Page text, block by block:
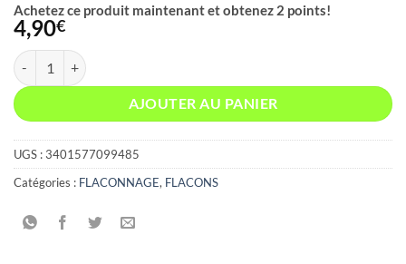
Achetez ce produit maintenant et obtenez 2 points!
4,90€
quantité de FLACON POUDREUR EN POLYPROPYLENE BLANC
AJOUTER AU PANIER
UGS :3401577099485
Catégories : FLACONNAGE, FLACONS